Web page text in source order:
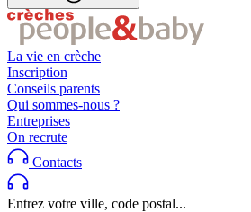
La vie en crèche
Inscription
Conseils parents
Qui sommes-nous ?
Entreprises
On recrute
Contacts
Entrez votre ville, code postal...